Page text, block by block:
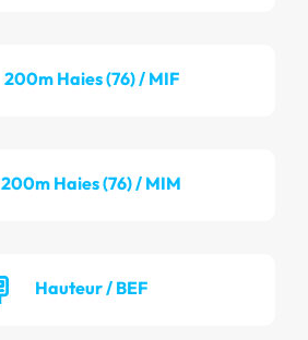
200m Haies (76) / MIF
200m Haies (76) / MIM
Hauteur / BEF